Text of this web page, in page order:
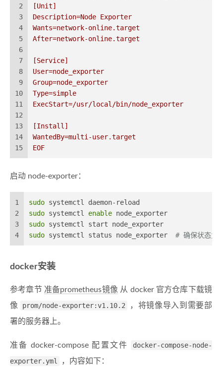
2
3
4
5
6
7
8
9
10
11
12
13
14
15
[Unit]
Description=Node Exporter
Wants=network-online.target
After=network-online.target
[Service]
User=node_exporter
Group=node_exporter
Type=simple
ExecStart=/usr/local/bin/node_exporter
[Install]
WantedBy=multi-user.target
EOF
启动 node-exporter：
1
2
3
4
sudo systemctl daemon-reload
sudo systemctl enable node_exporter
sudo systemctl start node_exporter
sudo systemctl status node_exporter # 确保状态
docker安装
参考章节 准备prometheus镜像 从 docker 官方仓库下载镜
像
prom/node-exporter:v1.10.2
，将镜像导入到需要部
署的服务器上。
准备 docker-compose 配置文件
docker-compose-node-
exporter.yml
，内容如下：